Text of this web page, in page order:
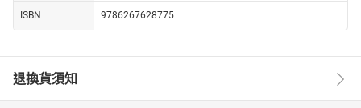
估，對相關技術進行系統梳理，並配以實際應用案例解讀；第4章則
將理論與實踐結合，介紹資料科學在推薦系統、智慧醫療、電子商
▎資料驅動的創新與挑戰
本書不僅著眼於技術方法和應用案例，還特別探討了資料驅動
ISBN 9786267628775
退換貨須知